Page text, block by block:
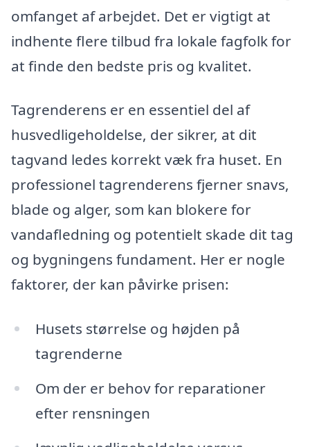
omfanget af arbejdet. Det er vigtigt at
indhente flere tilbud fra lokale fagfolk for
at finde den bedste pris og kvalitet.
Tagrenderens er en essentiel del af
husvedligeholdelse, der sikrer, at dit
tagvand ledes korrekt væk fra huset. En
professionel tagrenderens fjerner snavs,
blade og alger, som kan blokere for
vandafledning og potentielt skade dit tag
og bygningens fundament. Her er nogle
faktorer, der kan påvirke prisen:
Husets størrelse og højden på
tagrenderne
Om der er behov for reparationer
efter rensningen